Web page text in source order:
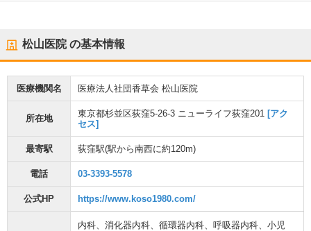
松山医院の基本情報
医療機関名 医療法人社団香草会 松山医院
所在地 東京都杉並区荻窪5-26-3 ニューライフ荻窪201 [アク
セス]
最寄駅 荻窪駅(駅から南西に約120m)
電話 03-3393-5578
公式HP https://www.koso1980.com/
内科、 消化器内科、 循環器内科、 呼吸器内科、 小児